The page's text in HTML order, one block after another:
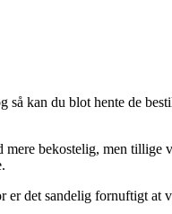
kan du blot hente de
bekostelig, men tillige
er det sandelig fornuftigt at